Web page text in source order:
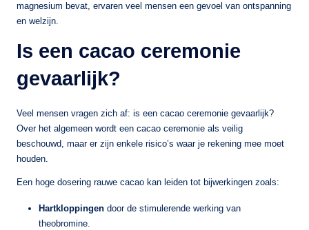
magnesium bevat, ervaren veel mensen een gevoel van ontspanning
en welzijn.
Is een cacao ceremonie
gevaarlijk?
Veel mensen vragen zich af: is een cacao ceremonie gevaarlijk?
Over het algemeen wordt een cacao ceremonie als veilig
beschouwd, maar er zijn enkele risico’s waar je rekening mee moet
houden.
Een hoge dosering rauwe cacao kan leiden tot bijwerkingen zoals:
Hartkloppingen door de stimulerende werking van
theobromine.